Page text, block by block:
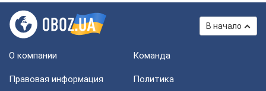
В начало
О компании Команда
Правовая информация
Политика